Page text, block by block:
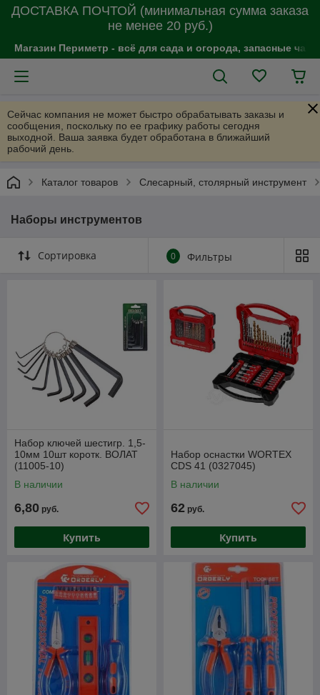
ДОСТАВКА ПОЧТОЙ (минимальная сумма заказа
не менее 20 руб.)
Магазин Периметр - всё для сада и огорода, запасные
Сейчас компания не может быстро обрабатывать заказы и
сообщения, поскольку по ее графику работы сегодня
выходной. Ваша заявка будет обработана в ближайший
рабочий день.
Каталог товаров Слесарный, столярный инструмент
Наборы инструментов
Сортировка 0 Фильтры
Набор ключей шестигр. 1,5-
10мм 10шт коротк. ВОЛАТ
(11005-10)
В наличии
6,80 руб.
Купить
Набор оснастки WORTEX
CDS 41 (0327045)
В наличии
62 руб.
Купить